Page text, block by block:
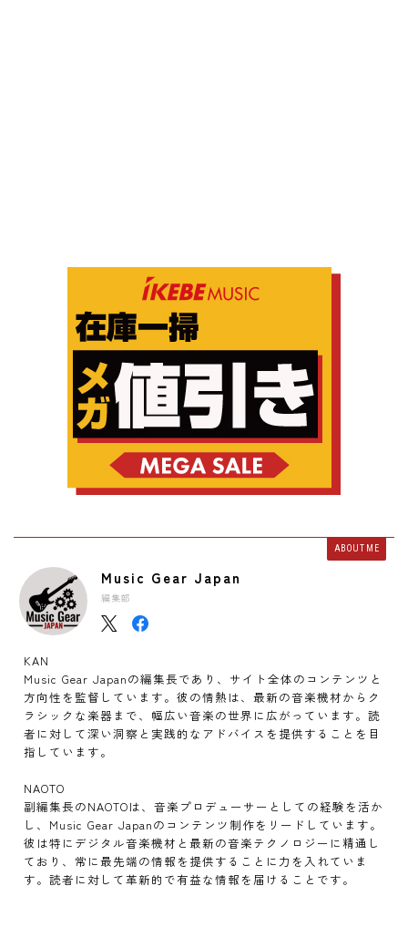
ABOUT ME
Music Gear Japan
編集部
KAN
Music Gear Japanの編集長であり、サイト全体のコンテンツと
方向性を監督しています。彼の情熱は、最新の音楽機材からク
ラシックな楽器まで、幅広い音楽の世界に広がっています。読
者に対して深い洞察と実践的なアドバイスを提供することを目
指しています。
NAOTO
副編集長のNAOTOは、音楽プロデューサーとしての経験を活か
し、Music Gear Japanのコンテンツ制作をリードしています。
彼は特にデジタル音楽機材と最新の音楽テクノロジーに精通し
ており、常に最先端の情報を提供することに力を入れていま
す。読者に対して革新的で有益な情報を届けることです。